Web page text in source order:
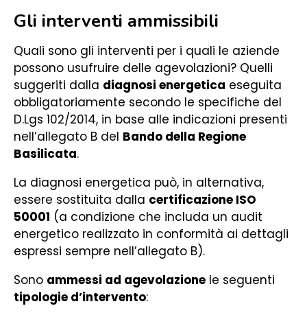
Gli interventi ammissibili
Quali sono gli interventi per i quali le aziende
possono usufruire delle agevolazioni? Quelli
suggeriti dalla diagnosi energetica eseguita
obbligatoriamente secondo le specifiche del
D.Lgs 102/2014, in base alle indicazioni presenti
nell’allegato B del Bando della Regione
Basilicata.
La diagnosi energetica può, in alternativa,
essere sostituita dalla certificazione ISO
50001 (a condizione che includa un audit
energetico realizzato in conformità ai dettagli
espressi sempre nell’allegato B).
Sono ammessi ad agevolazione le seguenti
tipologie d’intervento: